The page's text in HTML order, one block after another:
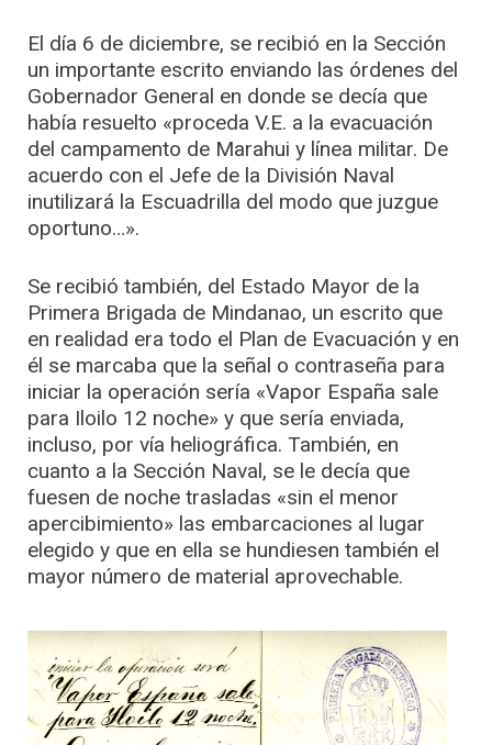
El día 6 de diciembre, se recibió en la Sección
un importante escrito enviando las órdenes del
Gobernador General en donde se decía que
había resuelto «proceda V.E. a la evacuación
del campamento de Marahui y línea militar. De
acuerdo con el Jefe de la División Naval
inutilizará la Escuadrilla del modo que juzgue
oportuno…».
Se recibió también, del Estado Mayor de la
Primera Brigada de Mindanao, un escrito que
en realidad era todo el Plan de Evacuación y en
él se marcaba que la señal o contraseña para
iniciar la operación sería «Vapor España sale
para Iloilo 12 noche» y que sería enviada,
incluso, por vía heliográfica. También, en
cuanto a la Sección Naval, se le decía que
fuesen de noche trasladas «sin el menor
apercibimiento» las embarcaciones al lugar
elegido y que en ella se hundiesen también el
mayor número de material aprovechable.